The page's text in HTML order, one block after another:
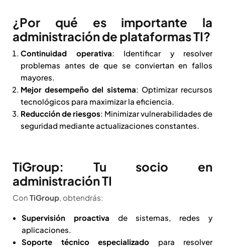
¿Por qué es importante la
administración de plataformas TI?
Continuidad operativa: Identificar y resolver
problemas antes de que se conviertan en fallos
mayores.
Mejor desempeño del sistema: Optimizar recursos
tecnológicos para maximizar la eficiencia.
Reducción de riesgos: Minimizar vulnerabilidades de
seguridad mediante actualizaciones constantes.
TiGroup: Tu socio en
administración TI
Con TiGroup, obtendrás:
Supervisión proactiva de sistemas, redes y
aplicaciones.
Soporte técnico especializado para resolver